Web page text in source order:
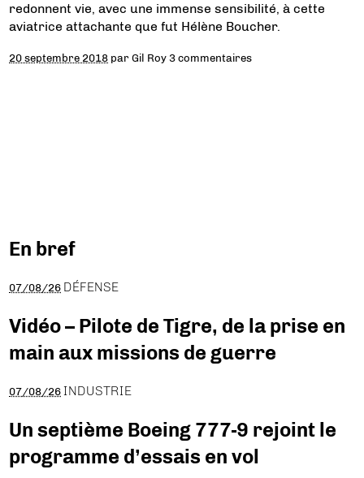
redonnent vie, avec une immense sensibilité, à cette
aviatrice attachante que fut Hélène Boucher.
20 septembre 2018 parGil Roy 3 commentaires
En bref
07/08/26 DÉFENSE
Vidéo – Pilote de Tigre, de la prise en
main aux missions de guerre
07/08/26 INDUSTRIE
Un septième Boeing 777-9 rejoint le
programme d’essais en vol